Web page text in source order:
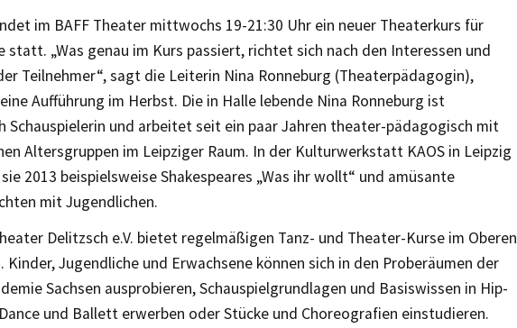
im BAFF Theater mittwochs 19-21:30 Uhr ein neuer Theaterkurs für
statt. „Was genau im Kurs passiert, richtet sich nach den Interessen und
Teilnehmer“, sagt die Leiterin Nina Ronneburg (Theaterpädagogin),
Aufführung im Herbst. Die in Halle lebende Nina Ronneburg ist
Schauspielerin und arbeitet seit ein paar Jahren theater-pädagogisch mit
Altersgruppen im Leipziger Raum. In der Kulturwerkstatt KAOS in Leipzig
2013 beispielsweise Shakespeares „Was ihr wollt“ und amüsante
mit Jugendlichen.
Delitzsch e.V. bietet regelmäßigen Tanz- und Theater-Kurse im Oberen
Kinder, Jugendliche und Erwachsene können sich in den Proberäumen der
Sachsen ausprobieren, Schauspielgrundlagen und Basiswissen in Hip-
und Ballett erwerben oder Stücke und Choreografien einstudieren.